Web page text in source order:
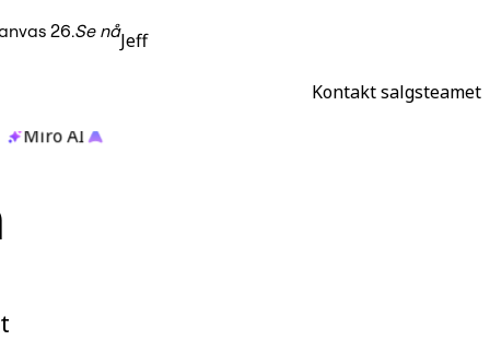
26.Se nåJeff
Kontakt salgsteamet
Miro AI